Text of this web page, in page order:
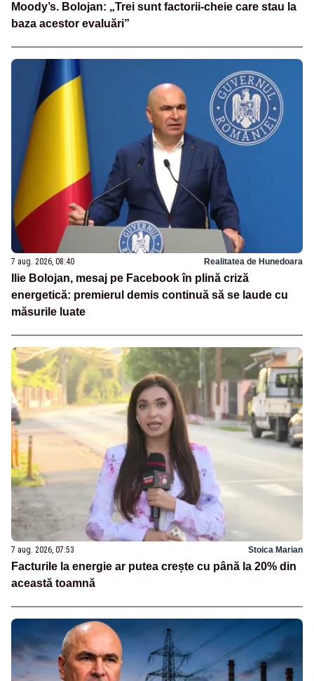
Moody’s. Bolojan: „Trei sunt factorii-cheie care stau la
baza acestor evaluări”
7 aug. 2026, 08:40 Realitatea de Hunedoara
Ilie Bolojan, mesaj pe Facebook în plină criză
energetică: premierul demis continuă să se laude cu
măsurile luate
7 aug. 2026, 07:53 Stoica Marian
Facturile la energie ar putea crește cu până la 20% din
această toamnă